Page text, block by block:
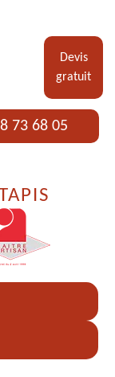
Devis
gratuit
73 68 05